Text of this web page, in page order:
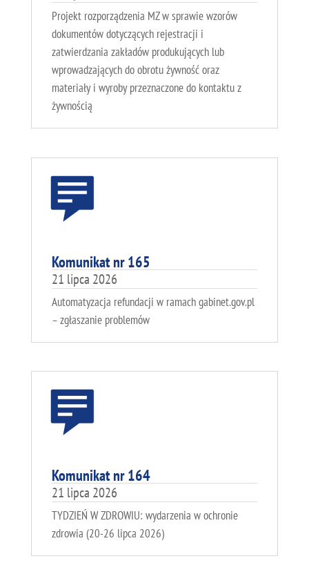
Projekt rozporządzenia MZ w sprawie wzorów
dokumentów dotyczących rejestracji i
zatwierdzania zakładów produkujących lub
wprowadzających do obrotu żywność oraz
materiały i wyroby przeznaczone do kontaktu z
żywnością
Komunikat nr 165
21 lipca 2026
Automatyzacja refundacji w ramach gabinet.gov.pl
– zgłaszanie problemów
Komunikat nr 164
21 lipca 2026
TYDZIEŃ W ZDROWIU: wydarzenia w ochronie
zdrowia (20-26 lipca 2026)